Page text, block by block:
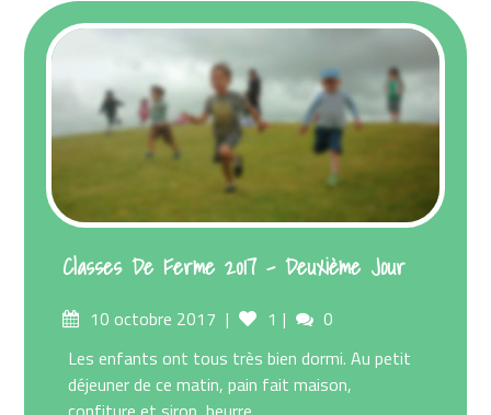
Classes De Ferme 2017 – Deuxième Jour
Posted10 octobre 2017 1 Comments
0
Les enfants ont tous très bien dormi. Au petit
déjeuner de ce matin, pain fait maison,